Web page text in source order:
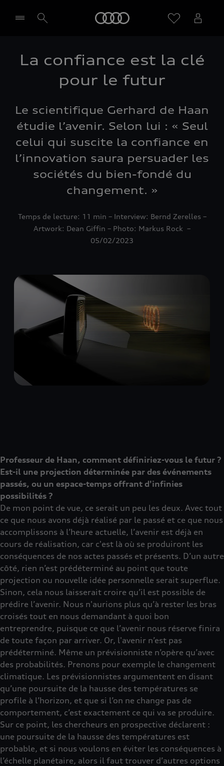
Sélectionner un Partenaire
La confiance est la clé
pour le futur
Le scientifique Gerhard de Haan
étudie l’avenir. Selon lui : « Seul
celui qui suscite la confiance en
l’innovation saura persuader les
sociétés du bien-fondé du
changement. »
Temps de lecture: 11 min – Interview: Bernd Zerelles –
Artwork: Dean Giffin – Photo: Markus Rock –
05/02/2023
Professeur de Haan, comment définiriez-vous le futur ?
Est-il une projection déterminée par des événements
passés, ou un espace-temps offrant d'infinies
possibilités ?
De mon point de vue, ce serait un peu les deux. Avec tout
ce que nous avons déjà réalisé par le passé et ce que nous
accomplissons à l’heure actuelle, l’avenir est déjà en
cours de réalisation, car c'est là où se produiront les
conséquences de nos actes passés et présents. D’un autre
côté, rien n’est prédéterminé au point que toute
projection ou nouvelle idée personnelle serait superflue.
Sinon, cela nous laisserait croire qu’il est possible de
prédire l’avenir. Nous n'aurions plus qu’à rester les bras
croisés tout en nous demandant à quoi bon
entreprendre, puisque ce que l’avenir nous réserve finira
de toute façon par arriver. Or, l'avenir n’est pas
prédéterminé. Même un prévisionniste n’opère qu’avec
des probabilités. Prenons pour exemple le changement
climatique. Les prévisionnistes argumentent en disant
qu’une poursuite de la hausse des températures se
profile à l’horizon, et que si l’on ne change pas de
comportement, c’est exactement ce qui va se produire.
Sur ce point, les chercheurs en prospective déclarent :
une poursuite de la hausse des températures est
probable, et si nous voulons en éviter les conséquences à
l’échelle planétaire, alors il faut trouver d’autres options